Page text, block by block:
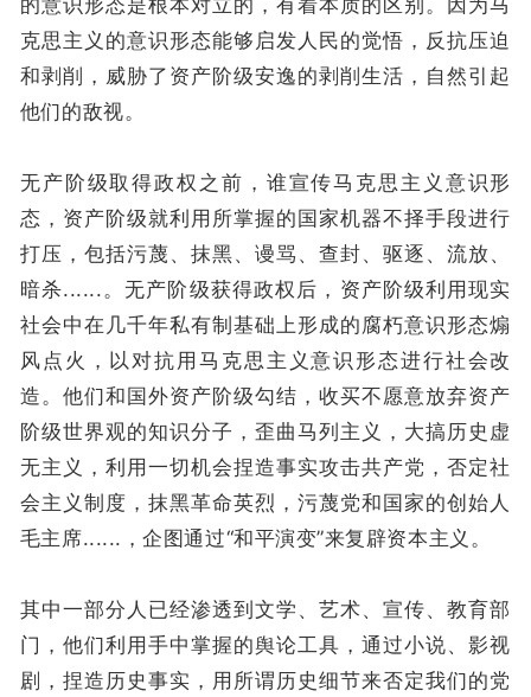
的意识形态是根本对立的，有着本质的区别。因为马
克思主义的意识形态能够启发人民的觉悟，反抗压迫
和剥削，威胁了资产阶级安逸的剥削生活，自然引起
他们的敌视。
无产阶级取得政权之前，谁宣传马克思主义意识形
态，资产阶级就利用所掌握的国家机器不择手段进行
打压，包括污蔑、抹黑、谩骂、查封、驱逐、流放、
暗杀......。无产阶级获得政权后，资产阶级利用现实
社会中在几千年私有制基础上形成的腐朽意识形态煽
风点火，以对抗用马克思主义意识形态进行社会改
造。他们和国外资产阶级勾结，收买不愿意放弃资产
阶级世界观的知识分子，歪曲马列主义，大搞历史虚
无主义，利用一切机会捏造事实攻击共产党，否定社
会主义制度，抹黑革命英烈，污蔑党和国家的创始人
毛主席......，企图通过“和平演变”来复辟资本主义。
其中一部分人已经渗透到文学、艺术、宣传、教育部
门，他们利用手中掌握的舆论工具，通过小说、影视
剧，捏造历史事实，用所谓历史细节来否定我们的党